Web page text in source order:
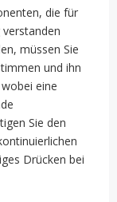
die für
müssen Sie
und ihn
eine
Sie den
Drücken bei